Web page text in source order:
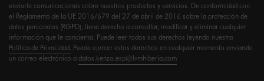
enviarle comunicaciones sobre nuestros productos y servicios. De conformidad con
el Reglamento de la UE 2016/679 del 27 de abril de 2016 sobre la protección de
datos personales (RGPD), tiene derecho a consultar, modificar y eliminar cualquier
información que le concierna. Puede leer todos sus derechos leyendo nuestra
Política de Privacidad. Puede ejercer estos derechos en cualquier momento enviando
un correo electrónico adatos.kenzo.esp@lvmhiberia.com